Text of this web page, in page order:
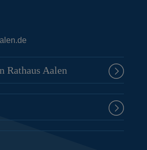
Rathaus Aalen